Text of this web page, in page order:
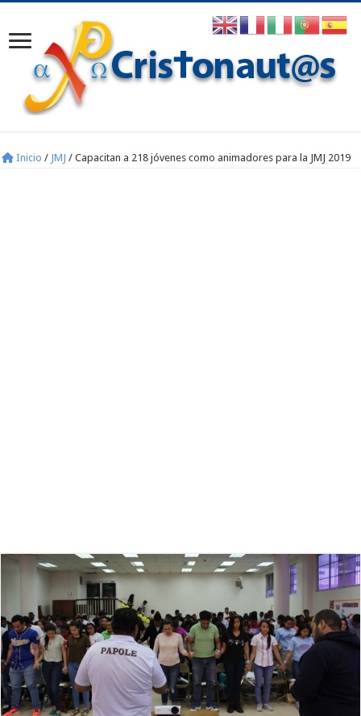
Inicio / JMJ / Capacitan a 218 jóvenes como animadores para la JMJ 2019